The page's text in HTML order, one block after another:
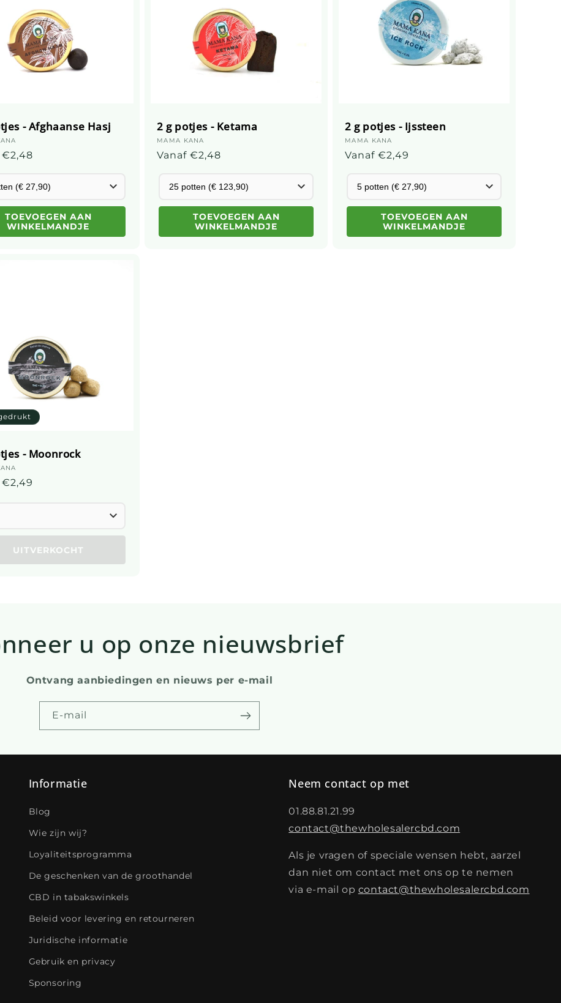
- Afghaanse Hasj
€2,48
TOEVOEGEN AAN
WINKELMANDJE
2 g potjes - Ketama
Leverancier:
MAMA KANA
Gebruikelijke
Vanaf €2,48
TOEVOEGEN AAN
WINKELMANDJE
2 g potjes - Ijssteen
Leverancier:
MAMA KANA
Gebruikelijke
Vanaf €2,49
TOEVOEGEN AAN
WINKELMANDJE
- Moonrock
€2,49
UITVERKOCHT
u op onze nieuwsbrief
Ontvang aanbiedingen en nieuws per e-mail
E-mail
Informatie
Blog
Wie zijn wij?
Loyaliteitsprogramma
De geschenken van de groothandel
CBD in tabakswinkels
Beleid voor levering en retourneren
Juridische informatie
Gebruik en privacy
Sponsoring
Neem contact op met
01.88.81.21.99
contact@thewholesalercbd.com
Als je vragen of speciale wensen hebt, aarzel
dan niet om contact met ons op te nemen
via e-mail op contact@thewholesalercbd.com